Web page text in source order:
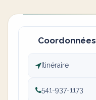
Coordonnées
Itinéraire
541-937-1173